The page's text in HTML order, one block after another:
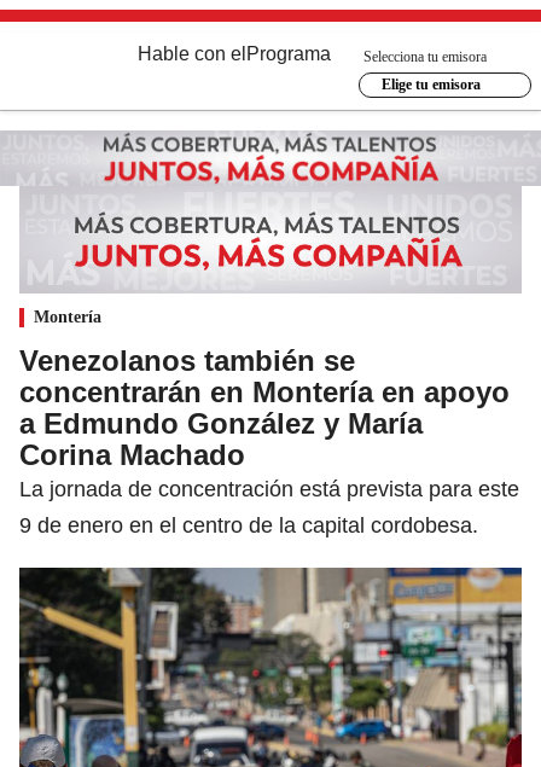
Hable con el Programa
Selecciona tu emisora
Elige tu emisora
Montería
Venezolanos también se
concentrarán en Montería en apoyo
a Edmundo González y María
Corina Machado
La jornada de concentración está prevista para este
9 de enero en el centro de la capital cordobesa.